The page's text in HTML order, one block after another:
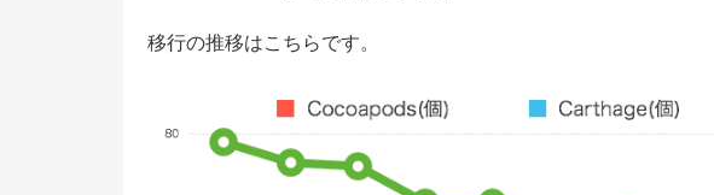
移行の推移はこちらです。